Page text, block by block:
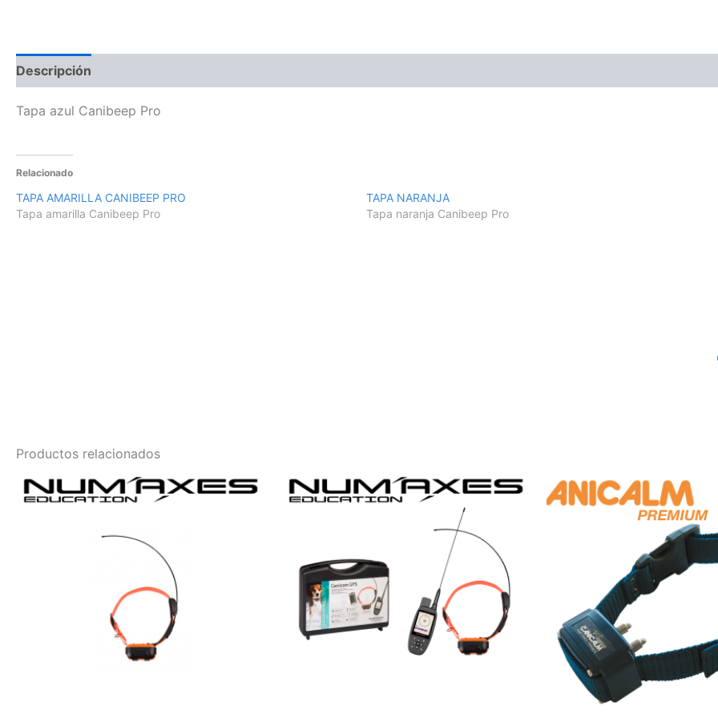
Descripción
Tapa azul Canibeep Pro
Relacionado
TAPA AMARILLA CANIBEEP PRO
Tapa amarilla Canibeep Pro
TAPA NARANJA
Tapa naranja Canibeep Pro
Productos relacionados